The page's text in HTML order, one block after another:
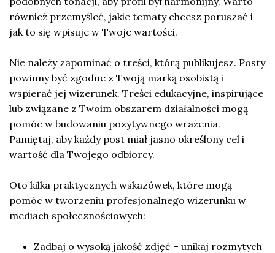
również przemyśleć, jakie tematy chcesz poruszać i
jak to się wpisuje w Twoje wartości.
Nie należy zapominać o treści, którą publikujesz. Posty
powinny być zgodne z Twoją marką osobistą i
wspierać jej wizerunek. Treści edukacyjne, inspirujące
lub związane z Twoim obszarem działalności mogą
pomóc w budowaniu pozytywnego wrażenia.
Pamiętaj, aby każdy post miał jasno określony cel i
wartość dla Twojego odbiorcy.
Oto kilka praktycznych wskazówek, które mogą
pomóc w tworzeniu profesjonalnego wizerunku w
mediach społecznościowych:
Zadbaj o wysoką jakość zdjęć – unikaj rozmytych